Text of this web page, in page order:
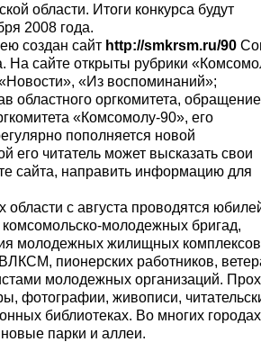
области. Итоги конкурса будут
2008 года.
создан сайт http://smkrsm.ru/90
На сайте открыты рубрики
«Из воспоминаний»;
областного оргкомитета, обращение
«Комсомолу-90», его
пополняется новой
его читатель может высказать свои
сайта, направить информацию для
области с августа проводятся
комсомольско-молодежных бригад,
молодежных жилищных
пионерских работников,
молодежных организаций.
фотографии, живописи,
библиотеках. Во многих
парки и аллеи.